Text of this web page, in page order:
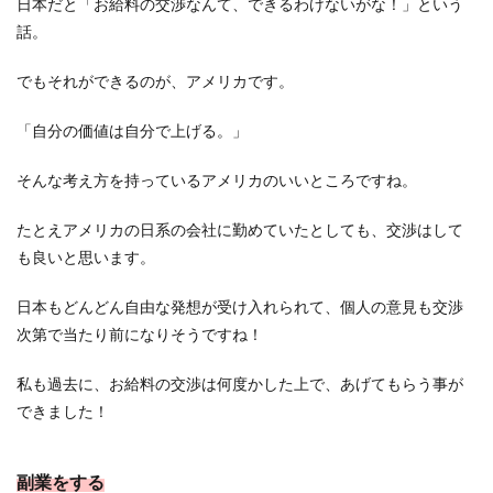
日本だと「お給料の交渉なんて、できるわけないがな！」という
話。
でもそれができるのが、アメリカです。
「自分の価値は自分で上げる。」
そんな考え方を持っているアメリカのいいところですね。
たとえアメリカの日系の会社に勤めていたとしても、交渉はして
も良いと思います。
日本もどんどん自由な発想が受け入れられて、個人の意見も交渉
次第で当たり前になりそうですね！
私も過去に、お給料の交渉は何度かした上で、あげてもらう事が
できました！
副業をする